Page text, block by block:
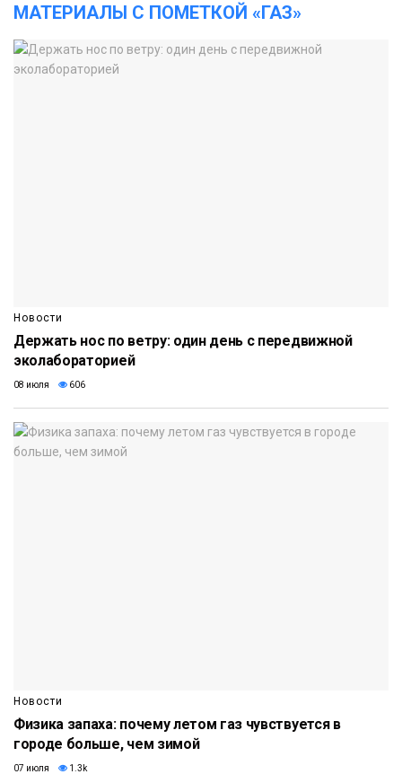
МАТЕРИАЛЫ С ПОМЕТКОЙ «ГАЗ»
Новости
Держать нос по ветру: один день с передвижной
эколабораторией
08 июля 606
Новости
Физика запаха: почему летом газ чувствуется в
городе больше, чем зимой
07 июля 1.3k